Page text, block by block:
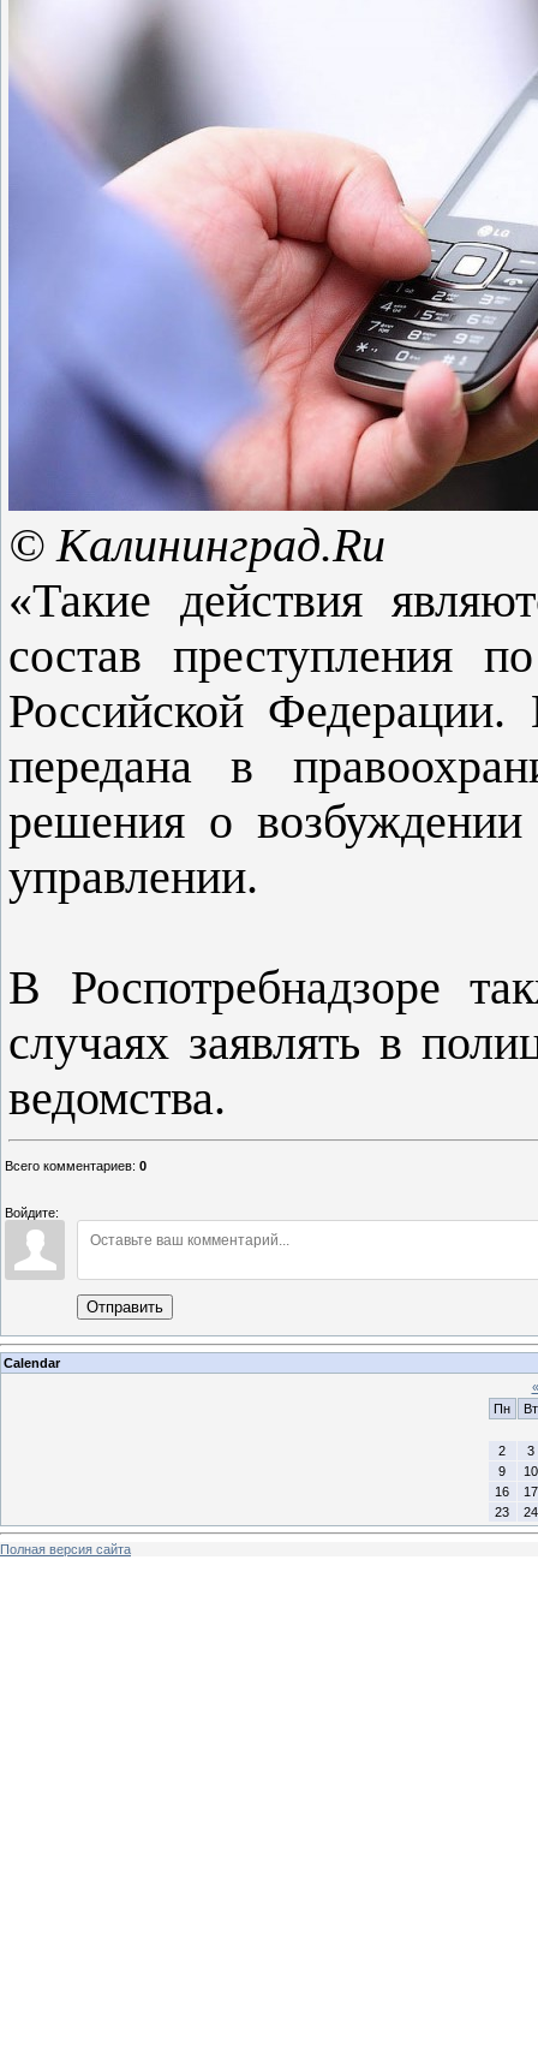
© Калининград.Ru
«Такие действия
состав преступления
Российской
передана в
решения о
управлении.
В Роспотребнадзоре
случаях заявлять в
ведомства.
Всего комментариев: 0
Войдите:
Отправить
Calendar
«
Пн
Вт
2
3
9
10
16
17
23
24
Полная версия сайта